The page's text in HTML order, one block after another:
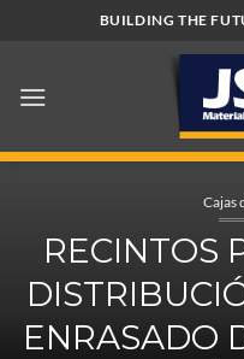
BUILDING THE
Cajas
RECINTOS
ENRASADO